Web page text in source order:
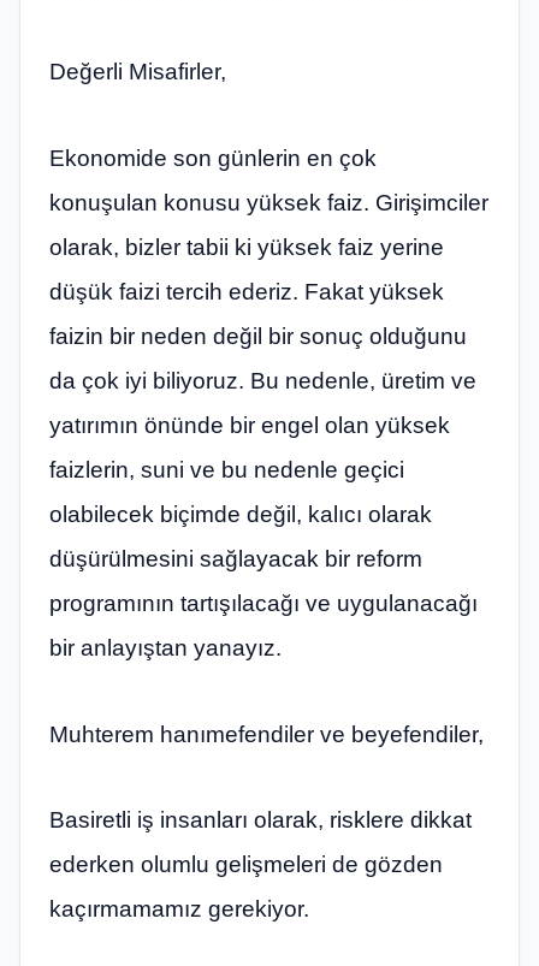
Değerli Misafirler,
Ekonomide son günlerin en çok
konuşulan konusu yüksek faiz. Girişimciler
olarak, bizler tabii ki yüksek faiz yerine
düşük faizi tercih ederiz. Fakat yüksek
faizin bir neden değil bir sonuç olduğunu
da çok iyi biliyoruz. Bu nedenle, üretim ve
yatırımın önünde bir engel olan yüksek
faizlerin, suni ve bu nedenle geçici
olabilecek biçimde değil, kalıcı olarak
düşürülmesini sağlayacak bir reform
programının tartışılacağı ve uygulanacağı
bir anlayıştan yanayız.
Muhterem hanımefendiler ve beyefendiler,
Basiretli iş insanları olarak, risklere dikkat
ederken olumlu gelişmeleri de gözden
kaçırmamamız gerekiyor.